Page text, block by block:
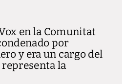
en la Comunitat
por
y era un cargo del
representa la